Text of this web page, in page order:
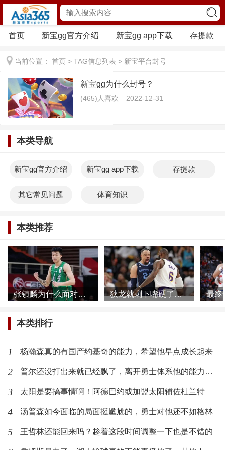
首页 新宝gg官方介绍 新宝gg app下载 存提款
当前位置： 首页 > TAG信息列表 > 新宝平台封号
新宝gg为什么封号？
(465)人喜欢 2022-12-31
本类导航
新宝gg官方介绍 新宝gg app下载 存提款
其它常见问题 体育知识
本类推荐
张镇麟为什么面对网络暴力根本不慌，他母亲或许比想象的更加强大 狄龙就剩下嘴硬了，被一个39岁的球员打爆了还不承认
本类排行
1 杨瀚森真的有国产约基奇的能力，希望他早点成长起来
2 普尔还没打出来就已经飘了，离开勇士体系他的能力发挥不出来了
3 太阳是要搞事情啊！阿德巴约或加盟太阳辅佐杜兰特
4 汤普森如今面临的局面挺尴尬的，勇士对他还不如格林
5 王哲林还能回来吗？趁着这段时间调整一下也是不错的